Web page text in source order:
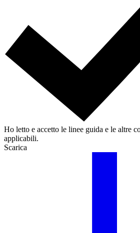
Ho letto e accetto le linee guida e le altre
applicabili.
Scarica